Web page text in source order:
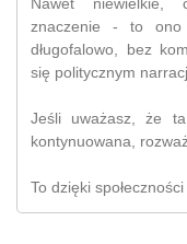
znaczenie - to ono
długofalowo, bez
się politycznym
Jeśli uważasz, że
kontynuowana,
To dzięki